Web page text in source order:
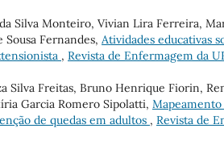
Silva Monteiro, Vivian Lira Ferreira,
Fernandes, Atividades educativas
, Revista de Enfermagem da
Silva Freitas, Bruno Henrique Fiorin,
Garcia Romero Sipolatti,
de quedas em adultos , Revista de